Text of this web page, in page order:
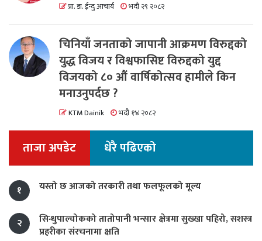
प्रा. डा. ईन्दु आचार्य भदौ २९ २०८२
चिनियाँ जनताको जापानी आक्रमण विरुद्दको
युद्ध विजय र विश्वफासिष्ट विरुद्दको युद्द
विजयको ८० औं वार्षिकोत्सव हामीले किन
मनाउनुपर्दछ ?
KTM Dainik भदौ १४ २०८२
ताजा अपडेट धेरै पढिएको
१ यस्तो छ आजको तरकारी तथा फलफूलको मूल्य
२
सिन्धुपाल्चोकको तातोपानी भन्सार क्षेत्रमा सुख्खा पहिरो, सशस्त्र
प्रहरीका संरचनामा क्षति